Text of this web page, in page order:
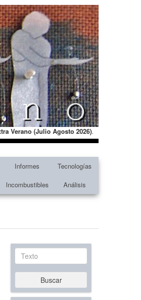
Verano (Julio Agosto 2026).
Informes
Tecnologías
Incombustibles Análisis
Texto
Buscar